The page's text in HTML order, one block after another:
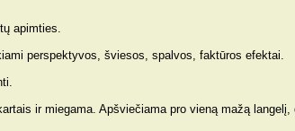
apimties.
perspektyvos, šviesos, spalvos, faktūros efektai.
ir miegama. Apšviečiama pro vieną mažą